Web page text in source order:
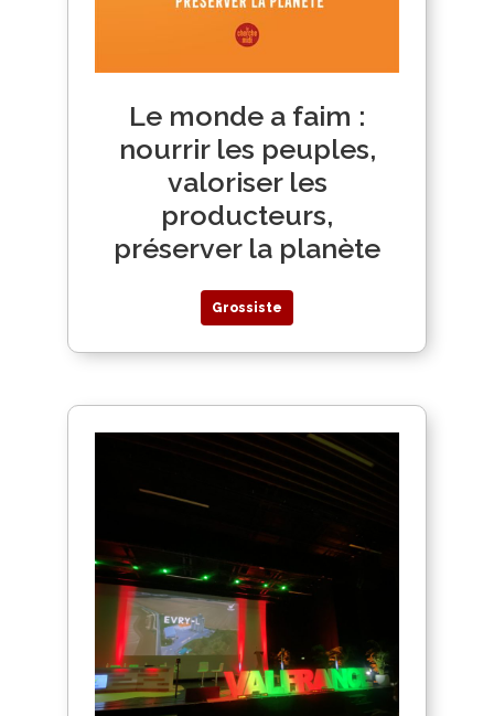
Le monde a faim :
nourrir les peuples,
valoriser les
producteurs,
préserver la planète
Grossiste